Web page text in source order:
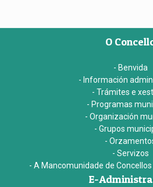
O
- Benvida
- Información
- Trámites e
- Programas
- Organización
- Grupos
-
- Servizos
- A Mancomunidade de
E-